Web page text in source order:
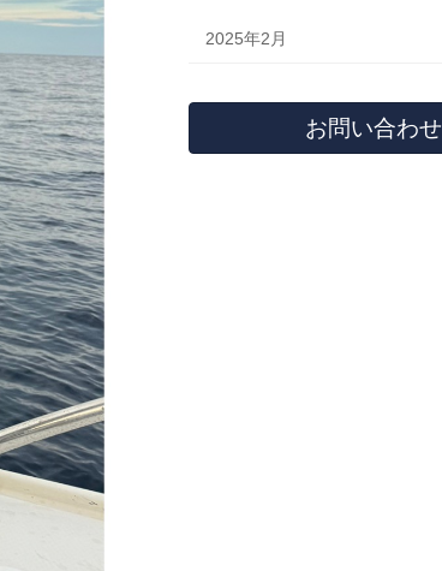
2025年2月
お問い合わせ